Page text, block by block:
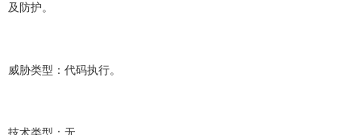
及防护。
威胁类型：代码执行。